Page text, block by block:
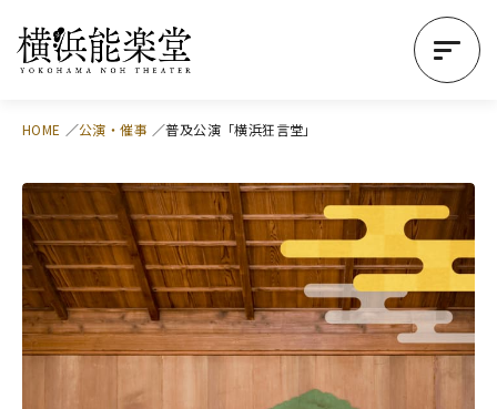
HOME 公演・催事 普及公演「横浜狂言堂」